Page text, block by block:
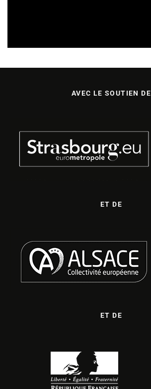
AVEC LE SOUTIEN DE
ET DE
ET DE